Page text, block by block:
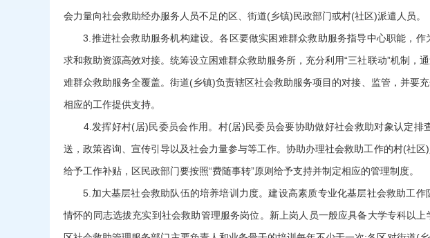
会力量向社会救助经办服务人员不足的区、街道(乡镇)民政部门或村(社区)派遣人员。
3.推进社会救助服务机构建设。各区要做实困难群众救助服务指导中心职能，作
求和救助资源高效对接。统筹设立困难群众救助服务所，充分利用“三社联动”机制，
难群众救助服务全覆盖。街道(乡镇)负责辖区社会救助服务项目的对接、监管，并要
相应的工作提供支持。
4.发挥好村(居)民委员会作用。村(居)民委员会要协助做好社会救助对象认定排
送，政策咨询、宣传引导以及社会力量参与等工作。协助办理社会救助工作的村(社
给予工作补贴，区民政部门要按照“费随事转”原则给予支持并制定相应的管理制度。
5.加大基层社会救助队伍的培养培训力度。建设高素质专业化基层社会救助工作
情怀的同志选拔充实到社会救助管理服务岗位。新上岗人员一般应具备大学专科以